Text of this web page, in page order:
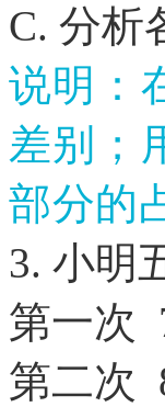
C. 分析
说明：
差别；
部分的
3. 小明
第一次
第二次